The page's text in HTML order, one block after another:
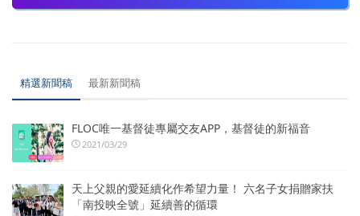
精選新聞稿 最新新聞稿
FLOC唯一基督徒專屬交友APP，基督徒的新福音
2021/03/29
天上父親的愛延續化作希望力量！ 六名子女捐贈家扶
「南投映全號」延續善的循環